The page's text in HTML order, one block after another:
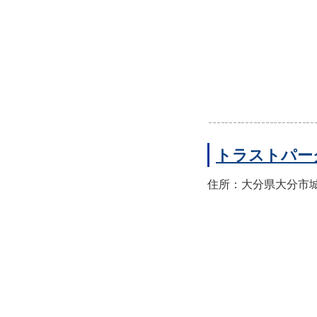
トラストパ
住所：大分県大分市